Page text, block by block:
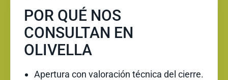
POR QUÉ NOS
CONSULTAN EN
OLIVELLA
Apertura con valoración técnica del cierre.